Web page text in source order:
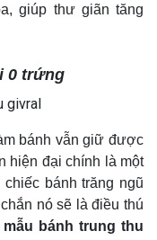
giúp thư giãn tăng
0 trứng
bánh vẫn giữ được
hiện đại chính là một
bánh trăng ngũ
nó sẽ là điều thú
mẫu bánh trung thu